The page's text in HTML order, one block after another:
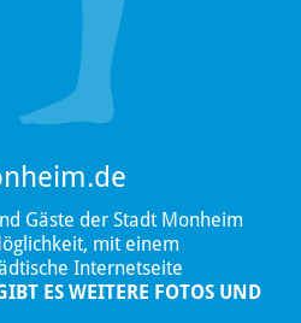
Gäste der Stadt Monheim
mit einem
Internetseite
ES WEITERE FOTOS UND